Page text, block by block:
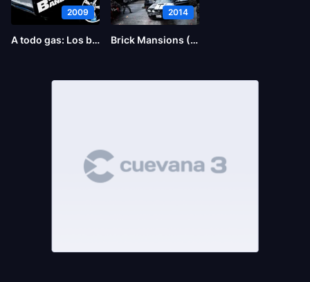
2009
A todo gas: Los bandoleros
2014
Brick Mansions (La fortaleza)